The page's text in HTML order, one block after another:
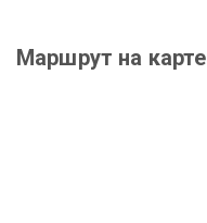
Маршрут на карте